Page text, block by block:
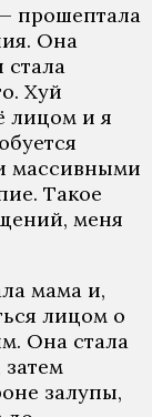
прошептала
Она
стала
Хуй
лицом и я
массивными
Такое
меня
мама и,
лицом о
Она стала
залупы,